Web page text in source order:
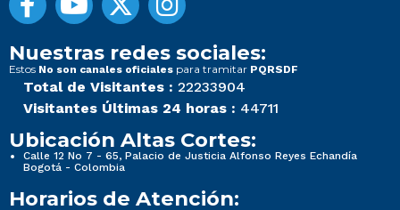
Nuestras redes sociales:
Estos No son canales oficiales para tramitar PQRSDF
Total de Visitantes : 22233904
Visitantes Últimas 24 horas : 44711
Ubicación Altas Cortes:
Calle 12 No 7 - 65, Palacio de Justicia Alfonso Reyes Echandía
Bogotá - Colombia
Horarios de Atención: